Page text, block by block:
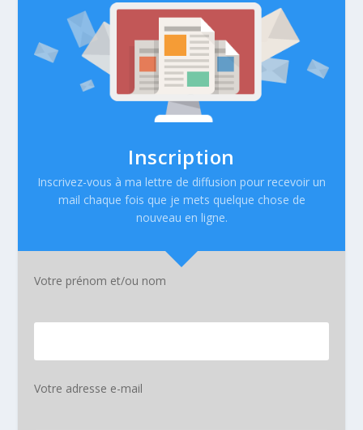
Inscription
Inscrivez-vous à ma lettre de diffusion pour recevoir un
mail chaque fois que je mets quelque chose de
nouveau en ligne.
Votre prénom et/ou nom
Votre adresse e-mail